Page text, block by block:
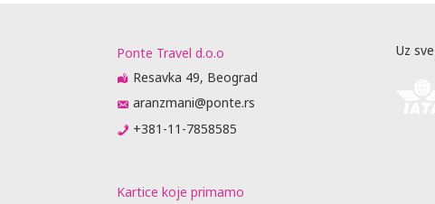
Ponte Travel d.o.o
Resavka 49, Beograd
aranzmani@ponte.rs
+381-11-7858585
Uz
Kartice koje primamo